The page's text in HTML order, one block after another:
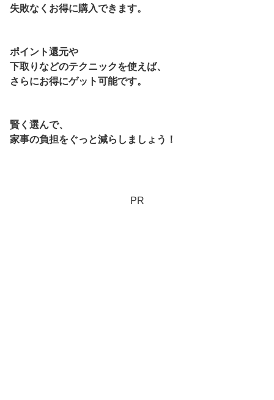
失敗なくお得に購入できます。
ポイント還元や
下取りなどのテクニックを使えば、
さらにお得にゲット可能です。
賢く選んで、
家事の負担をぐっと減らしましょう！
PR